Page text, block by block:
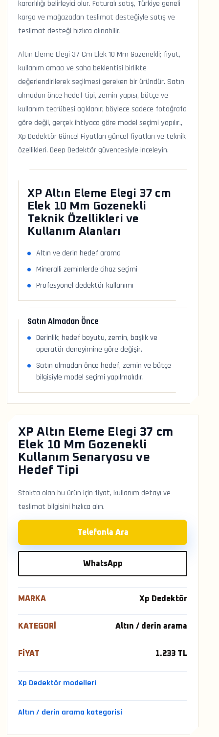
kararlılığı belirleyici olur. Faturalı satış, Türkiye geneli
kargo ve mağazadan teslimat desteğiyle satış ve
teslimat desteği hızlıca alınabilir.
Altın Eleme Elegi 37 Cm Elek 10 Mm Gozenekli; fiyat,
kullanım amacı ve saha beklentisi birlikte
değerlendirilerek seçilmesi gereken bir üründür. Satın
almadan önce hedef tipi, zemin yapısı, bütçe ve
kullanım tecrübesi açıklanır; böylece sadece fotoğrafa
göre değil, gerçek ihtiyaca göre model seçimi yapılır.,
Xp Dedektör Güncel Fiyatları güncel fiyatları ve teknik
özellikleri. Deep Dedektör güvencesiyle inceleyin.
XP Altın Eleme Elegi 37 cm
Elek 10 Mm Gozenekli
Teknik Özellikleri ve
Kullanım Alanları
Altın ve derin hedef arama
Mineralli zeminlerde cihaz seçimi
Profesyonel dedektör kullanımı
Satın Almadan Önce
Derinlik; hedef boyutu, zemin, başlık ve
operatör deneyimine göre değişir.
Satın almadan önce hedef, zemin ve bütçe
bilgisiyle model seçimi yapılmalıdır.
XP Altın Eleme Elegi 37 cm
Elek 10 Mm Gozenekli
Kullanım Senaryosu ve
Hedef Tipi
Stokta olan bu ürün için fiyat, kullanım detayı ve
teslimat bilgisini hızlıca alın.
Telefonla Ara
WhatsApp
MARKA Xp Dedektör
KATEGORI Altın / derin arama
FIYAT 1.233 TL
Xp Dedektör modelleri
Altın / derin arama kategorisi